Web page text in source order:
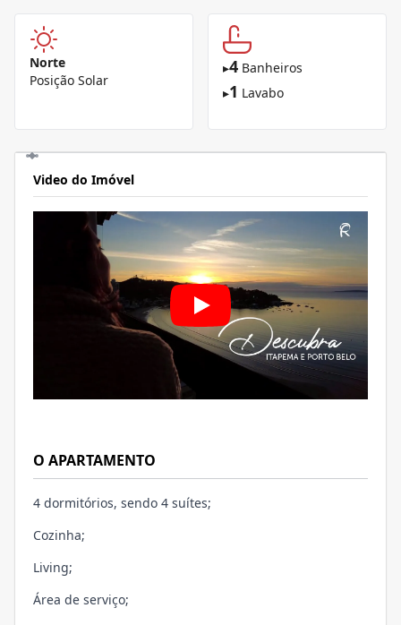
Norte
Posição Solar
▸4 Banheiros
▸1 Lavabo
Video do Imóvel
O APARTAMENTO
4 dormitórios, sendo 4 suítes;
Cozinha;
Living;
Área de serviço;